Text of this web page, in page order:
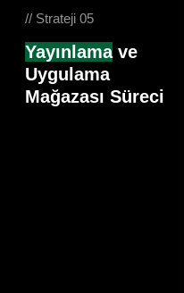
// Strateji 05
Yayınlamave
Uygulama
Mağazası Süreci